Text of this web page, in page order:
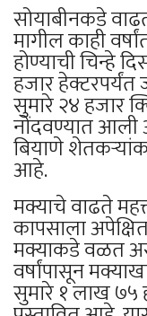
सोयाबीनकडे
मागील काही
होण्याची चिन्हे
हजार
सुमारे २४ हजार
नोंदवण्यात आली
बियाणे
आहे.
मक्याचे वाढते
कापसाला
मक्याकडे वळत
वर्षांपासून
सुमारे १ लाख ७५